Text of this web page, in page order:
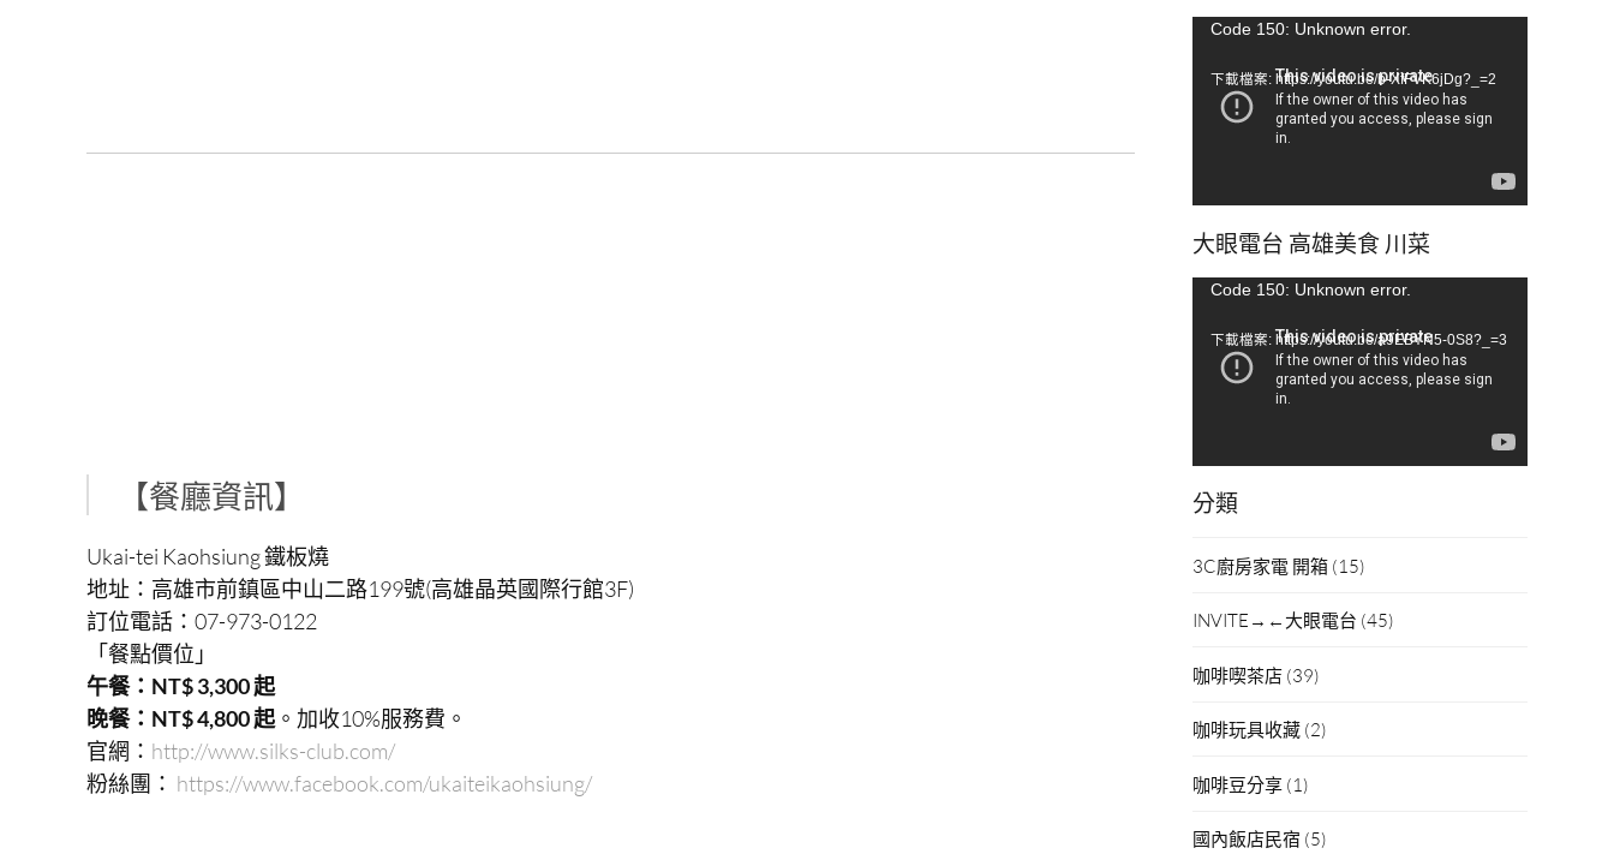
【餐廳資訊】
Ukai-tei Kaohsiung 鐵板燒
地址：高雄市前鎮區中山二路199號(高雄晶英國際行館3F)
訂位電話：07-973-0122
「餐點價位」
午餐：NT$ 3,300 起
晚餐：NT$ 4,800 起 。加收10%服務費。
官網： http://www.silks-club.com/
粉絲團： https://www.facebook.com/ukaiteikaohsiung/
視Code 150: Unknown error.
下載檔案: https://youtu.be/b-XfFVK6jDg?_=2
大眼電台 高雄美食 川菜
視Code 150: Unknown error.
下載檔案: https://youtu.be/a9EBYN5-0S8?_=3
分類
3C廚房家電 開箱 (15)
INVITE→←大眼電台 (45)
咖啡喫茶店 (39)
咖啡玩具收藏 (2)
咖啡豆分享 (1)
國內飯店民宿 (5)